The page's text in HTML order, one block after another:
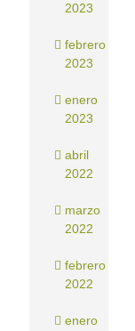
2023
febrero
2023
enero
2023
abril
2022
marzo
2022
febrero
2022
enero